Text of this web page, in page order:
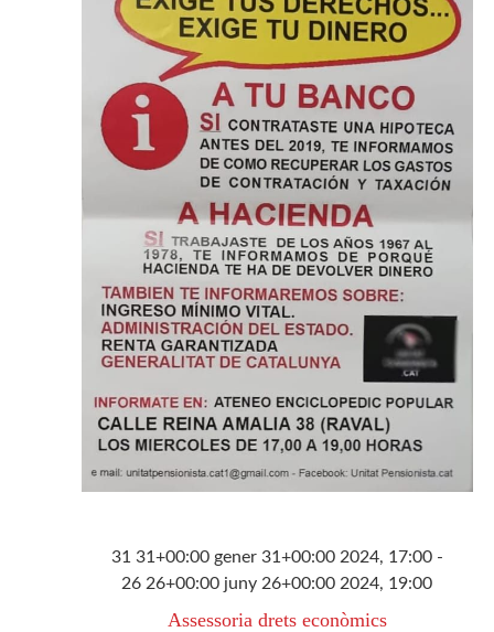
31 31+00:00 gener 31+00:00 2024, 17:00-
26 26+00:00 juny 26+00:00 2024, 19:00
Assessoria drets econòmics